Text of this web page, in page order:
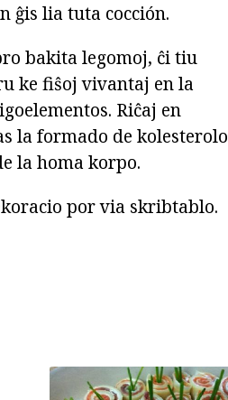
ĝis lia tuta cocción.
bakita legomoj, ĉi tiu
ke fiŝoj vivantaj en la
Riĉaj en
la formado de kolesterolo
la homa korpo.
por via skribtablo.